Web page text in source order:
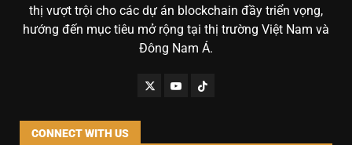
thị vượt trội cho các dự án blockchain đầy triển vọng,
hướng đến mục tiêu mở rộng tại thị trường Việt Nam và
Đông Nam Á.
CONNECT WITH US